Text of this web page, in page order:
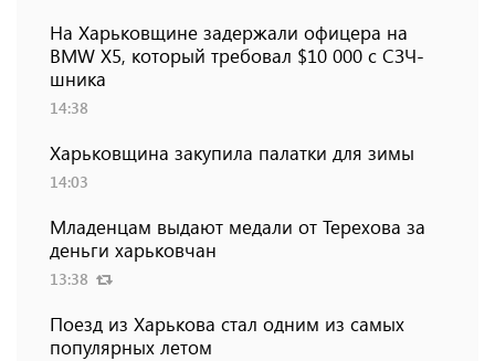
На Харьковщине задержали офицера на
BMW Х5, который требовал $10 000 с СЗЧ-
шника
14:38
Харьковщина закупила палатки для зимы
14:03
Младенцам выдают медали от Терехова за
деньги харьковчан
13:38
Поезд из Харькова стал одним из самых
популярных летом